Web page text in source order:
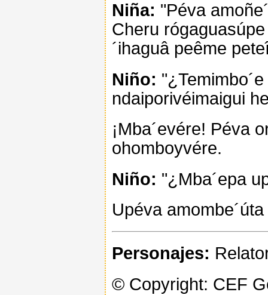
Niña: "Péva
Cheru
´ihaguâ peême
Niño:
ndaiporivéimaigui
¡Mba´evére! Péva
ohomboyvére.
Niño: "¿Mba´epa
Upéva
Personajes:
© Copyright: CEF